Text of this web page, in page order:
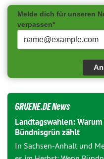
Melde dich für unseren
verpassen*
GRUENE.DE News
Landtagswahlen:
Bündnisgrün zählt
In Sachsen-Anhalt und